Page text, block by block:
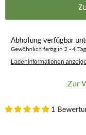
Abholung verfügbar
Gewöhnlich fertig in 2 - 4
Ladeninformationen
Zur
1